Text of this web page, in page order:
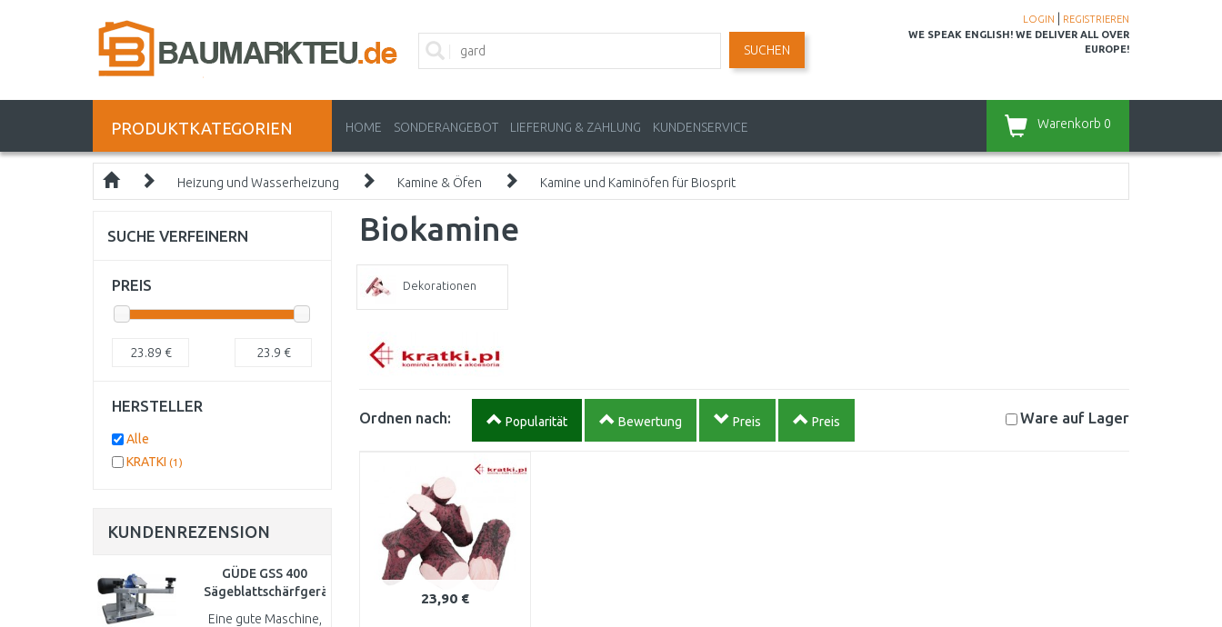
LOGIN
REGISTRIEREN
WE SPEAK ENGLISH! WE DELIVER ALL OVER
EUROPE!
SUCHEN
PRODUKTKATEGORIEN HOME SONDERANGEBOT LIEFERUNG & ZAHLUNG KUNDENSERVICE Warenkorb 0
Heizung und Wasserheizung Kamine & Öfen Kamine und Kaminöfen für Biosprit
Biokamine
Dekorationen
Ordnen nach: Popularität Bewertung Preis Preis Ware auf Lager
23,90 €
SUCHE VERFEINERN
PREIS
23.89 € 23.9 €
HERSTELLER
Alle
KRATKI (1)
KUNDENREZENSION
GÜDE GSS 400
Sägeblattschärfgerät
Eine gute Maschine,